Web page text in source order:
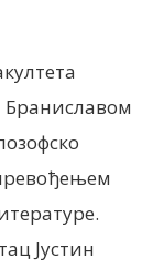
Браниславом
Јустин